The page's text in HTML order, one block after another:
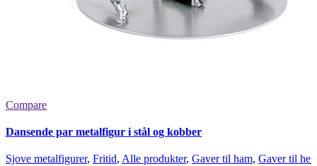
Compare
Dansende par metalfigur i stål og kobber
Sjove metalfigurer, Fritid, Alle produkter, Gaver til ham, Gaver til